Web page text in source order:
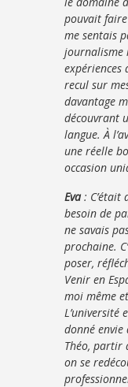
pouvait
me sentais
journalisme
recul sur
davantage
découvrant
langue. À
une réelle
occasion
Eva: C’était
besoin de
ne savais
prochaine.
poser,
Venir en
moi même
L’université
donné envie
Théo, partir
on se